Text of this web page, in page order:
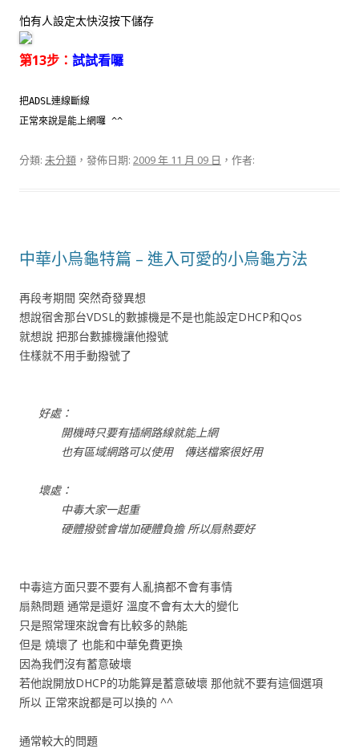
怕有人設定太快沒按下儲存
第13步： 試試看囉
把ADSL連線斷線
正常來說是能上網囉 ^^
分類: 未分類 ，發佈日期: 2009 年 11 月 09 日 ，作者:
中華小烏龜特篇 – 進入可愛的小烏龜方法
再段考期間 突然奇發異想
想說宿舍那台VDSL的數據機是不是也能設定DHCP和Qos
就想說 把那台數據機讓他撥號
住樣就不用手動撥號了
好處：
開機時只要有插網路線就能上網
也有區域網路可以使用 傳送檔案很好用
壞處：
中毒大家一起重
硬體撥號會增加硬體負擔 所以扇熱要好
中毒這方面只要不要有人亂搞都不會有事情
扇熱問題 通常是還好 溫度不會有太大的變化
只是照常理來說會有比較多的熱能
但是 燒壞了 也能和中華免費更換
因為我們沒有蓄意破壞
若他說開放DHCP的功能算是蓄意破壞 那他就不要有這個選項
所以 正常來說都是可以換的 ^^
通常較大的問題